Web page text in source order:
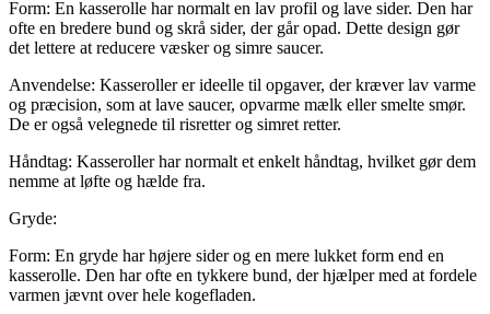
Form: En kasserolle har normalt en lav profil og lave sider. Den har
ofte en bredere bund og skrå sider, der går opad. Dette design gør
det lettere at reducere væsker og simre saucer.
Anvendelse: Kasseroller er ideelle til opgaver, der kræver lav varme
og præcision, som at lave saucer, opvarme mælk eller smelte smør.
De er også velegnede til risretter og simret retter.
Håndtag: Kasseroller har normalt et enkelt håndtag, hvilket gør dem
nemme at løfte og hælde fra.
Gryde:
Form: En gryde har højere sider og en mere lukket form end en
kasserolle. Den har ofte en tykkere bund, der hjælper med at fordele
varmen jævnt over hele kogefladen.